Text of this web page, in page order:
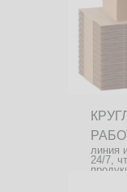
линия
24/7,